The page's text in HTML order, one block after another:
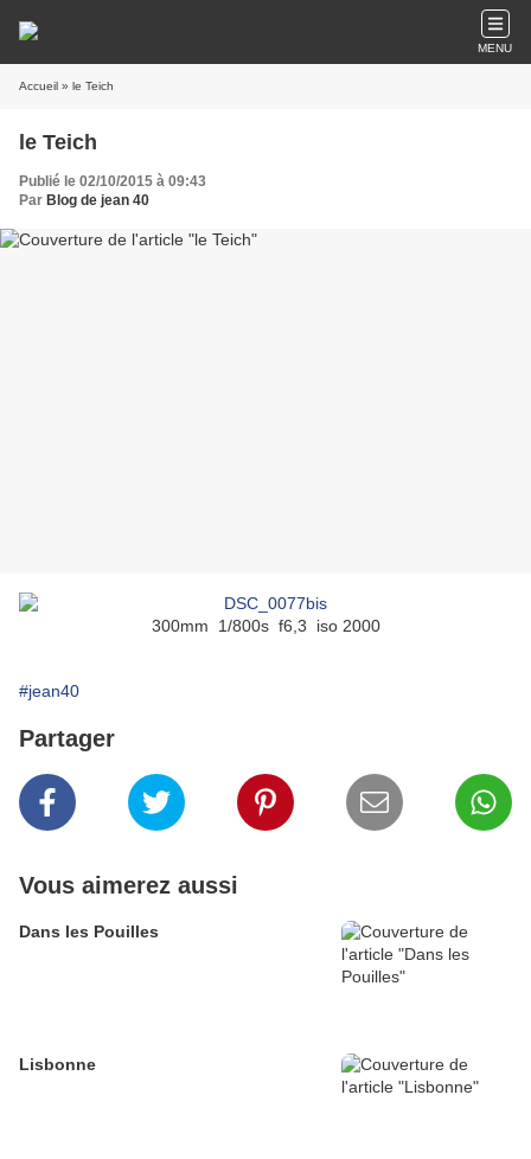
MENU
Accueil » le Teich
le Teich
Publié le 02/10/2015 à 09:43
Par Blog de jean 40
300mm 1/800s f6,3 iso 2000
#jean40
Partager
Vous aimerez aussi
Dans les Pouilles
Lisbonne